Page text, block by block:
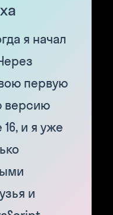
я начал
первую
версию
и я уже
и